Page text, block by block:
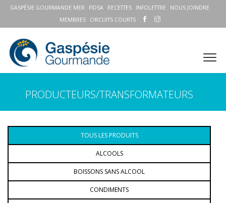
GASPÉSIE GOURMANDE MER FIDSA RECETTES INFOLETTRE
NOUS JOINDRE
MEMBRES
CIRCUITS COURTS
PRODUCTEURS/TRANSFORMATEURS
TOUS LES PRODUITS
ALCOOLS
BOISSONS SANS ALCOOL
CONDIMENTS